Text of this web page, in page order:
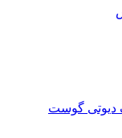
دیوتی گوست